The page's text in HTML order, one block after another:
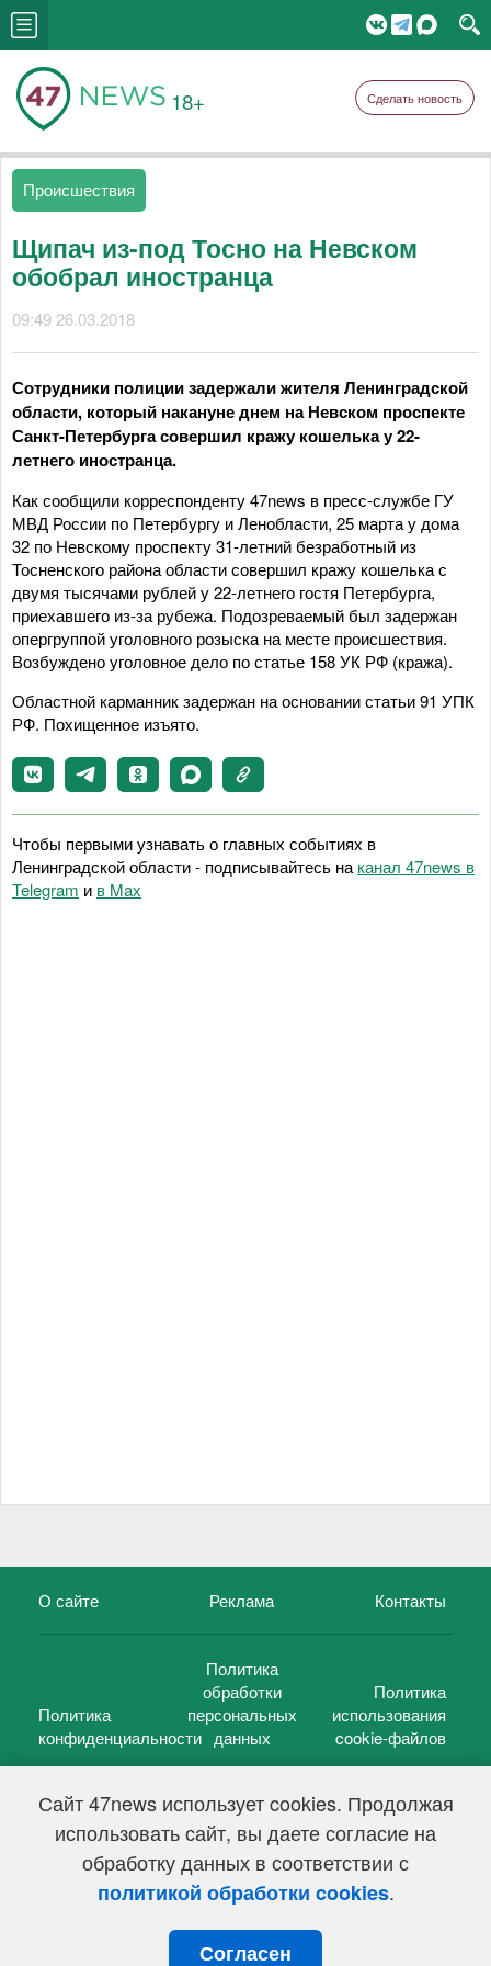
Сайт 47news использует cookies. Продолжая
использовать сайт, вы даете согласие на
обработку данных в соответствии с
политикой обработки cookies.
Согласен
18+ Сделать новость
Происшествия
Щипач из-под Тосно на Невском
обобрал иностранца
09:49 26.03.2018
Сотрудники полиции задержали жителя Ленинградской
области, который накануне днем на Невском проспекте
Санкт-Петербурга совершил кражу кошелька у 22-
летнего иностранца.
Как сообщили корреспонденту 47news в пресс-службе ГУ
МВД России по Петербургу и Ленобласти, 25 марта у дома
32 по Невскому проспекту 31-летний безработный из
Тосненского района области совершил кражу кошелька с
двумя тысячами рублей у 22-летнего гостя Петербурга,
приехавшего из-за рубежа. Подозреваемый был задержан
опергруппой уголовного розыска на месте происшествия.
Возбуждено уголовное дело по статье 158 УК РФ (кража).
Областной карманник задержан на основании статьи 91 УПК
РФ. Похищенное изъято.
Чтобы первыми узнавать о главных событиях в
Ленинградской области - подписывайтесь на канал 47news в
Telegram и в Maх
О сайте Реклама Контакты
Политика
конфиденциальности
Политика
обработки
персональных
данных
Политика
использования
cookie-файлов
47 новостей (47 news)2005 — 2026 г.
Свидетельство о регистрации СМИ Эл № ФС 77-39848, выдано
Федеральной службой по надзору в сфере связи,
информационных технологий и массовых коммуникаций